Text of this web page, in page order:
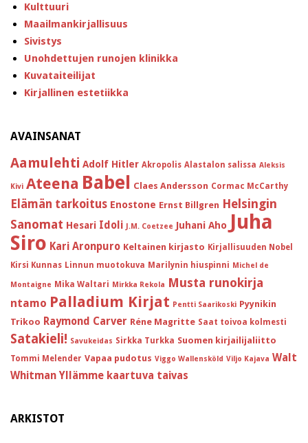
Kulttuuri
Maailmankirjallisuus
Sivistys
Unohdettujen runojen klinikka
Kuvataiteilijat
Kirjallinen estetiikka
AVAINSANAT
Aamulehti Adolf Hitler Akropolis Alastalon salissa Aleksis
Kivi Ateena Babel Claes Andersson Cormac McCarthy
Elämän tarkoitus Enostone Ernst Billgren Helsingin
Sanomat Hesari Idoli J.M. Coetzee Juhani Aho Juha
Siro Kari Aronpuro Keltainen kirjasto Kirjallisuuden Nobel
Kirsi Kunnas Linnun muotokuva Marilynin hiuspinni Michel de
Montaigne Mika Waltari Mirkka Rekola Musta runokirja
ntamo Palladium Kirjat Pentti Saarikoski Pyynikin
Trikoo Raymond Carver Réne Magritte Saat toivoa kolmesti
Satakieli! Savukeidas Sirkka Turkka Suomen kirjailijaliitto
Tommi Melender Vapaa pudotus Viggo Wallensköld Viljo Kajava Walt
Whitman Yllämme kaartuva taivas
ARKISTOT